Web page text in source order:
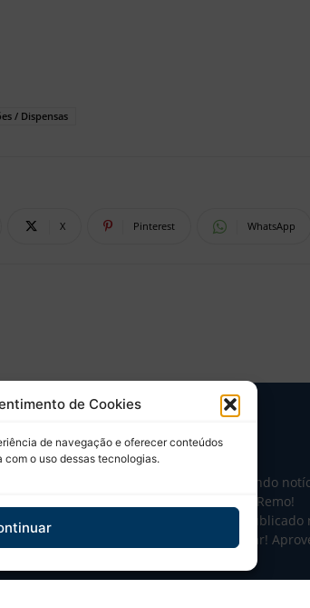
de Cookies
de navegação e oferecer conteúdos
o uso dessas tecnologias.
/ Dispensas
X Pinterest WhatsApp
SOBRE NÓS
Desde 2004 trazendo
sobre o Clube do Remo!
Tudo o que sai
em um único lugar!